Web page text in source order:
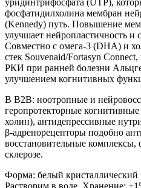
фосфатидилхолина мембран
(Kennedy) путь. Повышение
улучшает нейропластичность и
Совместно с омега-3 (DHA) и
стек Souvenaid/Fortasyn
РКИ при ранней болезни
улучшением когнитивных
В B2B: ноотропные и
геропротекторные
холин), антидепрессивные
β-адренорецепторы подобно
восстановительные
склерозе.
Форма: белый
Растворим в воде. Хранение: